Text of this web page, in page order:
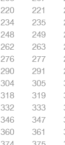
220 221
234 235
248 249
262 263
276 277
290 291
304 305
318 319
332 333
346 347
360 361